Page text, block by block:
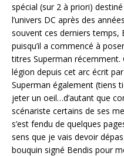
spécial (sur 2 à priori)
l’univers DC après des
souvent ces derniers temps,
puisqu’il a commencé à
titres Superman récemment.
légion depuis cet arc écrit
Superman également (tiens
jeter un oeil…d’autant que
scénariste certains de ses
s’est fendu de quelques
sens que je vais devoir
bouquin signé Bendis pour